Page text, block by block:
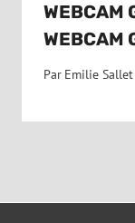
WEBCAM
WEBCAM
Par Emilie Sallet